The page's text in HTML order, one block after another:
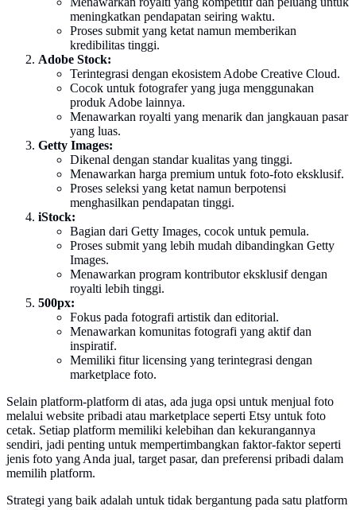
meningkatkan pendapatan seiring waktu.
Proses submit yang ketat namun memberikan
kredibilitas tinggi.
Adobe Stock:
Terintegrasi dengan ekosistem Adobe Creative Cloud.
Cocok untuk fotografer yang juga menggunakan
produk Adobe lainnya.
Menawarkan royalti yang menarik dan jangkauan pasar
yang luas.
Getty Images:
Dikenal dengan standar kualitas yang tinggi.
Menawarkan harga premium untuk foto-foto eksklusif.
Proses seleksi yang ketat namun berpotensi
menghasilkan pendapatan tinggi.
iStock:
Bagian dari Getty Images, cocok untuk pemula.
Proses submit yang lebih mudah dibandingkan Getty
Images.
Menawarkan program kontributor eksklusif dengan
royalti lebih tinggi.
500px:
Fokus pada fotografi artistik dan editorial.
Menawarkan komunitas fotografi yang aktif dan
inspiratif.
Memiliki fitur licensing yang terintegrasi dengan
marketplace foto.
Selain platform-platform di atas, ada juga opsi untuk menjual foto
melalui website pribadi atau marketplace seperti Etsy untuk foto
cetak. Setiap platform memiliki kelebihan dan kekurangannya
sendiri, jadi penting untuk mempertimbangkan faktor-faktor seperti
jenis foto yang Anda jual, target pasar, dan preferensi pribadi dalam
memilih platform.
Strategi yang baik adalah untuk tidak bergantung pada satu platform